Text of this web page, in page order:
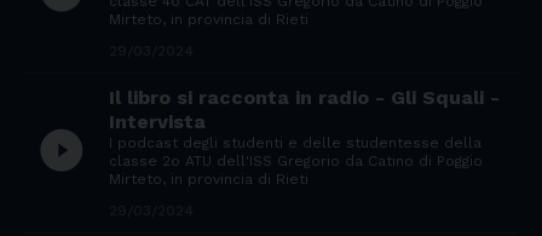
Mirteto, in provincia di Rieti
play_circle_filled
Il libro si racconta in radio - Gli Squali -
Intervista
I podcast degli studenti e delle studentesse della
classe 2o ATU dell'ISS Gregorio da Catino di Poggio
Mirteto, in provincia di Rieti